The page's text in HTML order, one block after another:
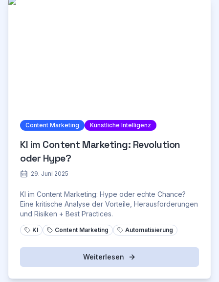
Content Marketing Künstliche Intelligenz
KI im Content Marketing: Revolution
oder Hype?
29. Juni 2025
KI im Content Marketing: Hype oder echte Chance?
Eine kritische Analyse der Vorteile, Herausforderungen
und Risiken + Best Practices.
KI Content Marketing Automatisierung
Weiterlesen